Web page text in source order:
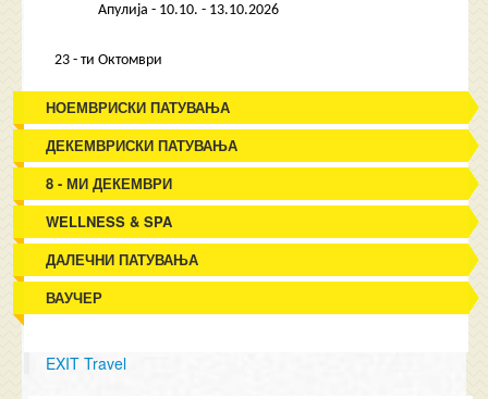
Апулија - 10.10. - 13.10.2026
23 - ти Октомври
НОЕМВРИСКИ ПАТУВАЊА
ДЕКЕМВРИСКИ ПАТУВАЊА
8 - МИ ДЕКЕМВРИ
WELLNESS & SPA
ДАЛЕЧНИ ПАТУВАЊА
ВАУЧЕР
EXIT Travel